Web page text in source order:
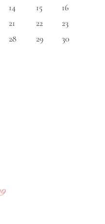
14 15
16
21 22
23
28 29
30